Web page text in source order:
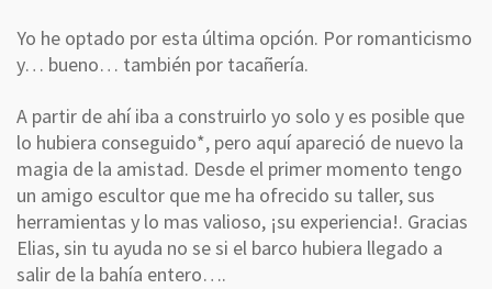
Yo he optado por esta última opción. Por romanticismo
y… bueno… también por tacañería.
A partir de ahí iba a construirlo yo solo y es posible que
lo hubiera conseguido*, pero aquí apareció de nuevo la
magia de la amistad. Desde el primer momento tengo
un amigo escultor que me ha ofrecido su taller, sus
herramientas y lo mas valioso, ¡su experiencia!. Gracias
Elias, sin tu ayuda no se si el barco hubiera llegado a
salir de la bahía entero….